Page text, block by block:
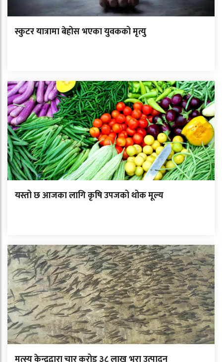
स्कुटर यात्रामा बेहोस भएका युवकको मृत्यु
यस्तो छ आजका लागि कृषि उपजको थोक मूल्य